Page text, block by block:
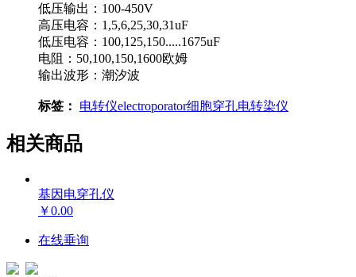
低压输出：100-450V
高压电容：1,5,6,25,30,31uF
低压电容：100,125,150.....1675uF
电阻：50,100,150,1600欧姆
输出波形：潮汐波
标签： 电转仪electroporator细胞穿孔电转染仪
相关商品
基因电穿孔仪
￥0.00
在线垂询